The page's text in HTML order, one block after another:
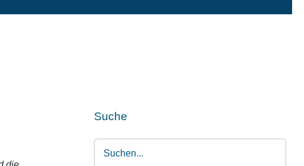
& coole Gadgets Alles zum Tasten, Zupfen, Schlagen.
Suche